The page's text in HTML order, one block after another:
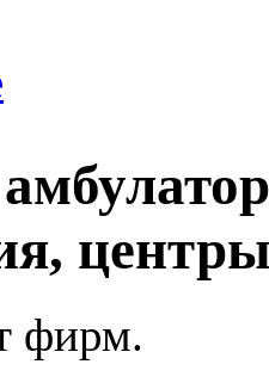
фирм.